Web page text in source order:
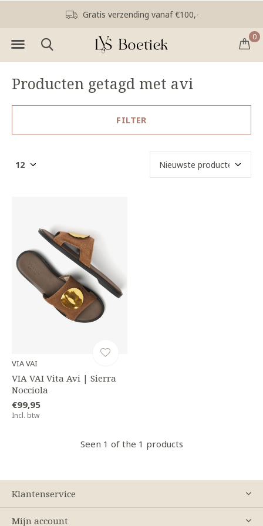
0
Gratis verzending vanaf €100,-
Producten getagd met avi
FILTER
VIA VAI
VIA VAI Vita Avi | Sierra
Nocciola
€99,95
Incl. btw
Seen 1 of the 1 products
Klantenservice
Mijn account